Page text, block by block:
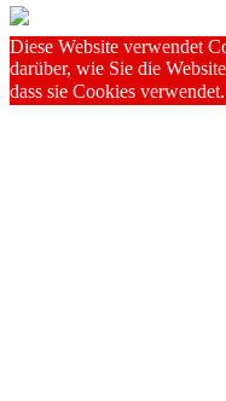
Diese Website verwendet
darüber, wie Sie die
dass sie Cookies